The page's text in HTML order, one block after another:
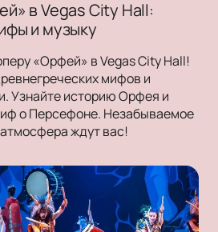
в Vegas City Hall:
и музыку
«Орфей» в Vegas City Hall!
мифов и
Узнайте историю Орфея и
о Персефоне. Незабываемое
ждут вас!